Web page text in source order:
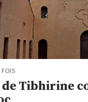
de Tibhirine